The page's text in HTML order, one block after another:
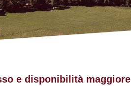
e disponibilità maggiore